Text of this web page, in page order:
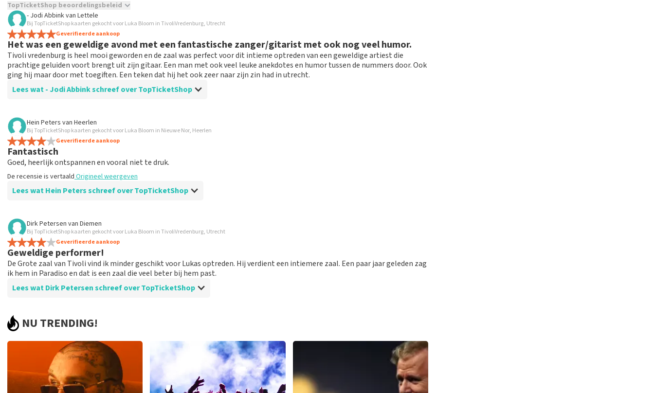
TopTicketShop beoordelingsbeleid
TopTicketShop verzamelt reviews van echte klanten. Het is niet mogelijk om een review achter te laten als je geen tickets
hebt aangeschaft bij TopTicketShop. Reviews met grof taalgebruik en/of onwaarheden worden niet geplaatst. Het kan enkele
weken duren voordat een review wordt geplaatst.
- Jodi Abbinkvan Lettele
Bij TopTicketShop kaarten gekocht voor Luka Bloom in TivoliVredenburg, Utrecht
Geverifieerde aankoop
Het was een geweldige avond met een fantastische zanger/gitarist met ook nog veel humor.
Tivoli vredenburg is heel mooi geworden en de zaal was perfect voor dit intieme optreden van een geweldige artiest die
prachtige geluiden voort brengt uit zijn gitaar. Een man met ook veel leuke anekdotes en humor tussen de nummers door. Ook
ging hij maar door met toegiften. Een teken dat hij het ook zeer naar zijn zin had in utrecht.
Lees wat - Jodi Abbink schreef over TopTicketShop
Beoordeling van - Jodi Abbink over
Ik kreeg de tickets pas ergens begin november. Het zou fijner zijn dat na een paar weken van
de aankoop binnen zouden komen.
Verder geen aanmerkingen op topticketshop.
Hein Peters van Heerlen
Bij TopTicketShop kaarten gekocht voor Luka Bloom in Nieuwe Nor, Heerlen
Geverifieerde aankoop
Fantastisch
Goed, heerlijk ontspannen en vooral niet te druk.
De recensie is vertaald Origineel weergeven
Lees wat Hein Peters schreef over TopTicketShop
Beoordeling van Hein Peters over
Tickets zijn erg duur
De tickets van topticketshop zijn erg duur. Ik had deze beter ergens anders kunnen kopen dan had ik zeer veel geld
gespaard
De recensie is vertaald Origineel weergeven
Dirk Petersen van Diemen
Bij TopTicketShop kaarten gekocht voor Luka Bloom in TivoliVredenburg, Utrecht
Geverifieerde aankoop
Geweldige performer!
De Grote zaal van Tivoli vind ik minder geschikt voor Lukas optreden. Hij verdient een intiemere zaal. Een paar jaar geleden zag
ik hem in Paradiso en dat is een zaal die veel beter bij hem past.
Lees wat Dirk Petersen schreef over TopTicketShop
Prima bemiddelaar!
NU TRENDING!